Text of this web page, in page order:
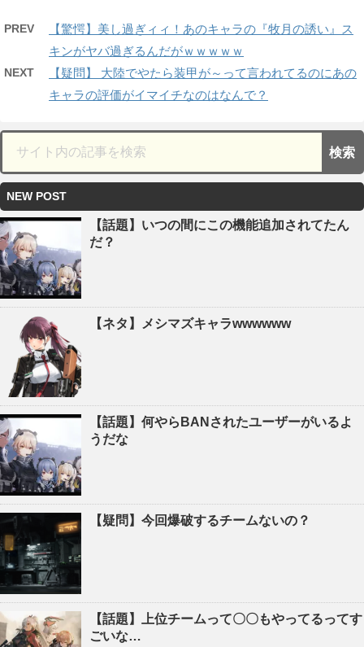
PREV
【驚愕】美し過ぎィィ！あのキャラの『牧月の誘い』ス
キンがヤバ過ぎるんだがｗｗｗｗｗ
NEXT
【疑問】 大陸でやたら装甲が～って言われてるのにあの
キャラの評価がイマイチなのはなんで？
NEW POST
【話題】いつの間にこの機能追加されてたん
だ？
【ネタ】メシマズキャラwwwwww
【話題】何やらBANされたユーザーがいるよ
うだな
【疑問】今回爆破するチームないの？
【話題】上位チームって〇〇もやってるってす
ごいな…